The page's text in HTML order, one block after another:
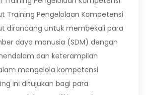
Training Pengelolaan Kompetensi
dirancang untuk membekali para
daya manusia (SDM) dengan
dan keterampilan
mengelola kompetensi
ini ditujukan bagi para